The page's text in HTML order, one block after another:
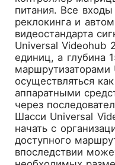
питания. Все
реклокинга и
видеостандарта
Universal Videohub
единиц, а глубина
осуществляться
аппаратными
через
Шасси Universal
начать с
доступного
впоследствии